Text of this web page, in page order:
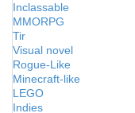
Inclassable
MMORPG
Tir
Visual novel
Rogue-Like
Minecraft-like
LEGO
Indies